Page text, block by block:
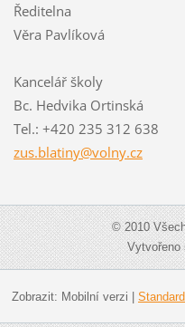
Ředitelna
Věra Pavlíková
Kancelář školy
Bc. Hedvika Ortinská
Tel.: +420 235 312 638
zus.blatiny@volny.cz
© 2010
Zobrazit: Mobilní verzi